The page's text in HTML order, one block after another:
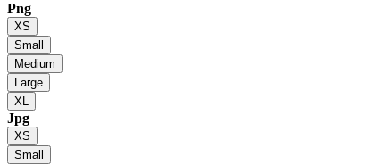
Png
XS
Small
Medium
Large
XL
Jpg
XS
Small